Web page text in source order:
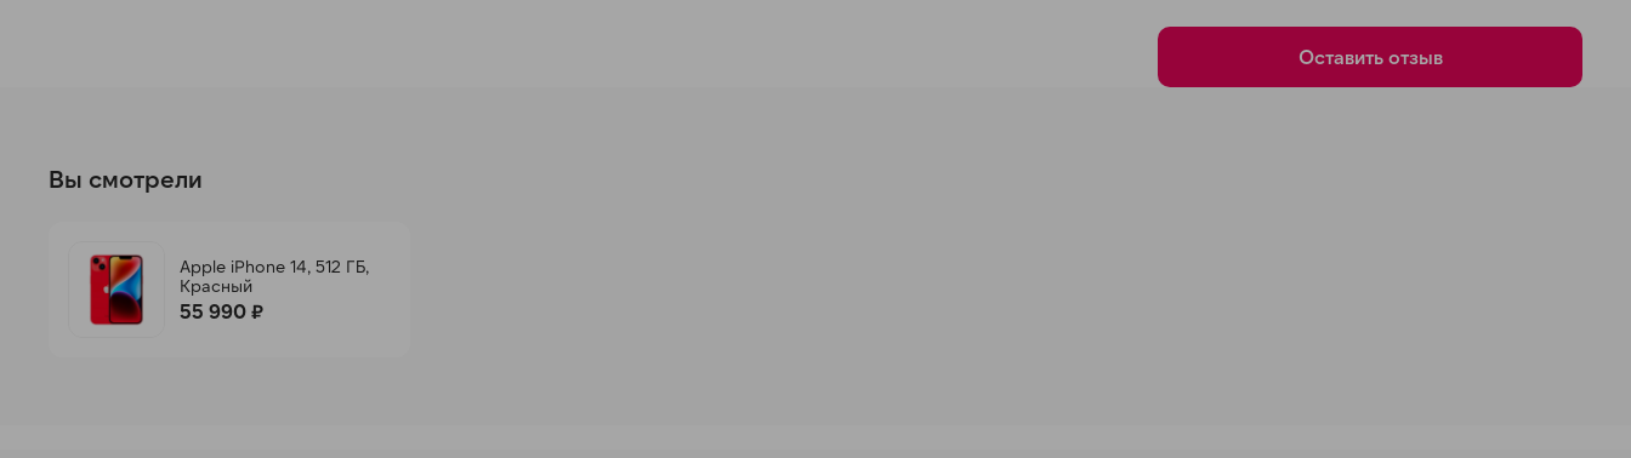
Оставить отзыв
Вы смотрели
Apple iPhone 14, 512 ГБ,
Красный
55 990 ₽